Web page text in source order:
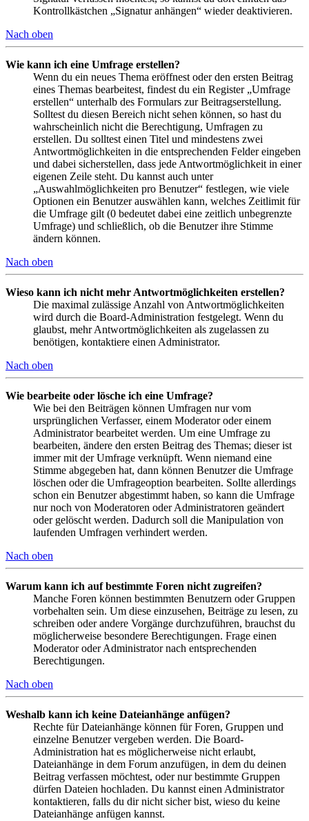
Kontrollkästchen „Signatur anhängen“ wieder deaktivieren.
Nach oben
Wie kann ich eine Umfrage erstellen?
Wenn du ein neues Thema eröffnest oder den ersten Beitrag
eines Themas bearbeitest, findest du ein Register „Umfrage
erstellen“ unterhalb des Formulars zur Beitragserstellung.
Solltest du diesen Bereich nicht sehen können, so hast du
wahrscheinlich nicht die Berechtigung, Umfragen zu
erstellen. Du solltest einen Titel und mindestens zwei
Antwortmöglichkeiten in die entsprechenden Felder eingeben
und dabei sicherstellen, dass jede Antwortmöglichkeit in einer
eigenen Zeile steht. Du kannst auch unter
„Auswahlmöglichkeiten pro Benutzer“ festlegen, wie viele
Optionen ein Benutzer auswählen kann, welches Zeitlimit für
die Umfrage gilt (0 bedeutet dabei eine zeitlich unbegrenzte
Umfrage) und schließlich, ob die Benutzer ihre Stimme
ändern können.
Nach oben
Wieso kann ich nicht mehr Antwortmöglichkeiten erstellen?
Die maximal zulässige Anzahl von Antwortmöglichkeiten
wird durch die Board-Administration festgelegt. Wenn du
glaubst, mehr Antwortmöglichkeiten als zugelassen zu
benötigen, kontaktiere einen Administrator.
Nach oben
Wie bearbeite oder lösche ich eine Umfrage?
Wie bei den Beiträgen können Umfragen nur vom
ursprünglichen Verfasser, einem Moderator oder einem
Administrator bearbeitet werden. Um eine Umfrage zu
bearbeiten, ändere den ersten Beitrag des Themas; dieser ist
immer mit der Umfrage verknüpft. Wenn niemand eine
Stimme abgegeben hat, dann können Benutzer die Umfrage
löschen oder die Umfrageoption bearbeiten. Sollte allerdings
schon ein Benutzer abgestimmt haben, so kann die Umfrage
nur noch von Moderatoren oder Administratoren geändert
oder gelöscht werden. Dadurch soll die Manipulation von
laufenden Umfragen verhindert werden.
Nach oben
Warum kann ich auf bestimmte Foren nicht zugreifen?
Manche Foren können bestimmten Benutzern oder Gruppen
vorbehalten sein. Um diese einzusehen, Beiträge zu lesen, zu
schreiben oder andere Vorgänge durchzuführen, brauchst du
möglicherweise besondere Berechtigungen. Frage einen
Moderator oder Administrator nach entsprechenden
Berechtigungen.
Nach oben
Weshalb kann ich keine Dateianhänge anfügen?
Rechte für Dateianhänge können für Foren, Gruppen und
einzelne Benutzer vergeben werden. Die Board-
Administration hat es möglicherweise nicht erlaubt,
Dateianhänge in dem Forum anzufügen, in dem du deinen
Beitrag verfassen möchtest, oder nur bestimmte Gruppen
dürfen Dateien hochladen. Du kannst einen Administrator
kontaktieren, falls du dir nicht sicher bist, wieso du keine
Dateianhänge anfügen kannst.